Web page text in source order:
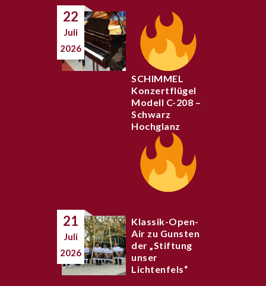
22
Juli
2026
SCHIMMEL
Konzertflügel
Modell C-208 –
Schwarz
Hochglanz
21
Juli
2026
Klassik-Open-
Air zu Gunsten
der „Stiftung
unser
Lichtenfels“